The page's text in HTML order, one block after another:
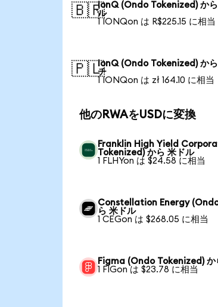
🇧🇷IonQ (Ondo Tokenized) か
ル
1 IONQon は R$225.15 に相当
🇵🇱IonQ (Ondo Tokenized) から
チ
1 IONQon は zł 164.10 に相当
他のRWAをUSDに変換
Franklin High Yield
Tokenized) から 米ドル
1 FLHYon は $24.58 に相当
Constellation Energy
ら 米ドル
1 CEGon は $268.05 に相当
Figma (Ondo Tokenized) か
1 FIGon は $23.78 に相当